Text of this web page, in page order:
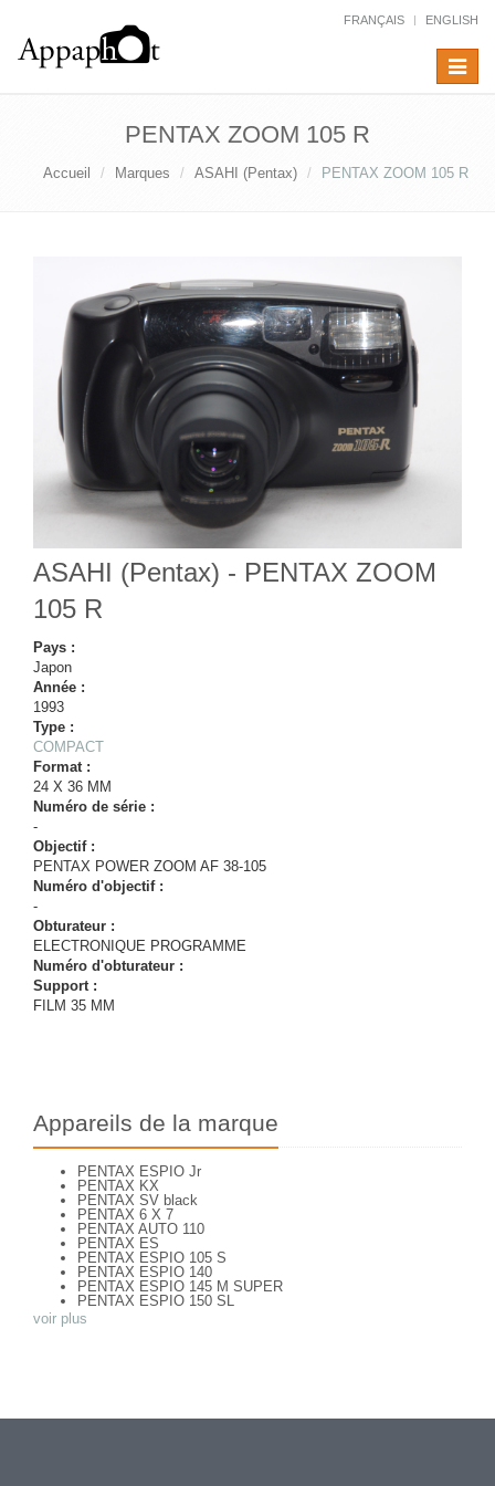
FRANÇAIS ENGLISH
Toggle
PENTAX ZOOM 105 R
Accueil Marques ASAHI (Pentax) PENTAX ZOOM 105 R
ASAHI (Pentax) - PENTAX ZOOM
105 R
Pays :
Japon
Année :
1993
Type :
COMPACT
Format :
24 X 36 MM
Numéro de série :
-
Objectif :
PENTAX POWER ZOOM AF 38-105
Numéro d'objectif :
-
Obturateur :
ELECTRONIQUE PROGRAMME
Numéro d'obturateur :
Support :
FILM 35 MM
Appareils de la marque
PENTAX ESPIO Jr
PENTAX KX
PENTAX SV black
PENTAX 6 X 7
PENTAX AUTO 110
PENTAX ES
PENTAX ESPIO 105 S
PENTAX ESPIO 140
PENTAX ESPIO 145 M SUPER
PENTAX ESPIO 150 SL
PENTAX ESPIO 160
PENTAX P30
voir plus